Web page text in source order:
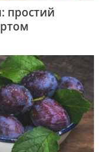
простий